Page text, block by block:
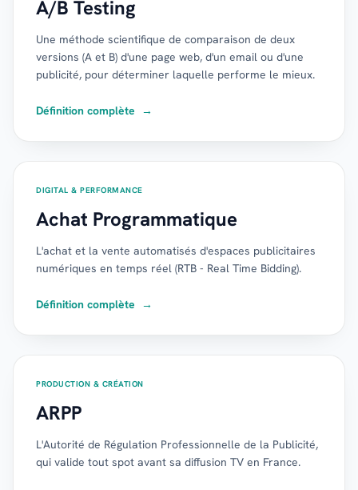
A/B Testing
Une méthode scientifique de comparaison de deux
versions (A et B) d'une page web, d'un email ou d'une
publicité, pour déterminer laquelle performe le mieux.
Définition complète →
DIGITAL & PERFORMANCE
Achat Programmatique
L'achat et la vente automatisés d'espaces publicitaires
numériques en temps réel (RTB - Real Time Bidding).
Définition complète →
PRODUCTION & CRÉATION
ARPP
L'Autorité de Régulation Professionnelle de la Publicité,
qui valide tout spot avant sa diffusion TV en France.